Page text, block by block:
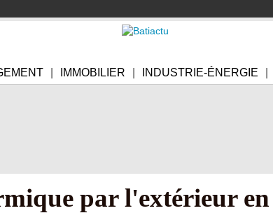
IMMOBILIER INDUSTRIE-ÉNERGIE
par l'extérieur